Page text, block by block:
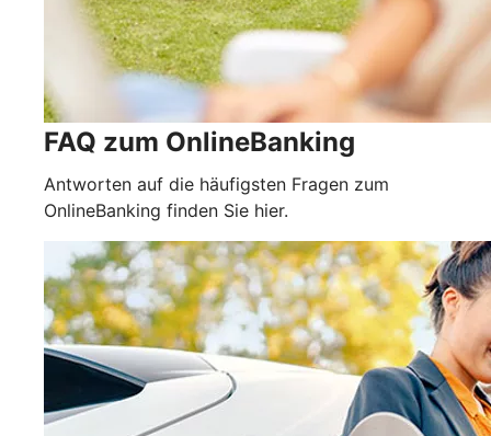
FAQ zum OnlineBanking
Antworten auf die häufigsten Fragen zum
OnlineBanking finden Sie hier.